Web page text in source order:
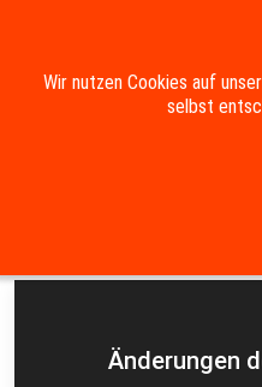
Impressum
Änderungen
Wir nutzen Cookies auf
selbst